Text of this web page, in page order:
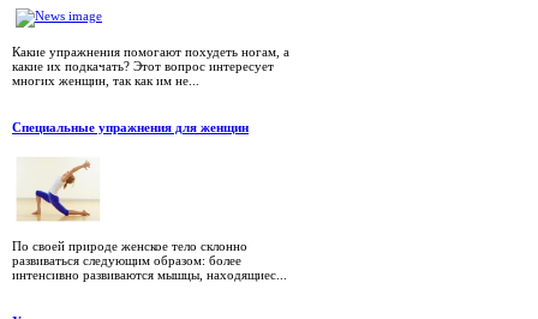
Какие упражнения помогают похудеть ногам, а
какие их подкачать? Этот вопрос интересует
многих женщин, так как им не...
Специальные упражнения для женщин
По своей природе женское тело склонно
развиваться следующим образом: более
интенсивно развиваются мышцы, находящиес...